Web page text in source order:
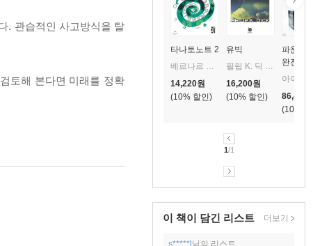
타나토노트 2
베르나르 베르베르 저/이세욱 역
10%
14,220원
유빅
필립 K. 딕 저/김상훈 역
10%
16,200원
파운데이션
완전판 세트
10
86,400
1/1
이 책이 담긴 리스트 더보기
s*****l 님의 리스트
. 관습적인 사고방식을 탈
토해 본다면 미래를 정확